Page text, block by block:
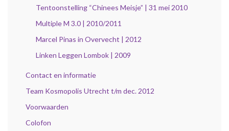
Tentoonstelling “Chinees Meisje” | 31 mei 2010
Multiple M 3.0 | 2010/2011
Marcel Pinas in Overvecht | 2012
Linken Leggen Lombok | 2009
Contact en informatie
Team Kosmopolis Utrecht t/m dec. 2012
Voorwaarden
Colofon